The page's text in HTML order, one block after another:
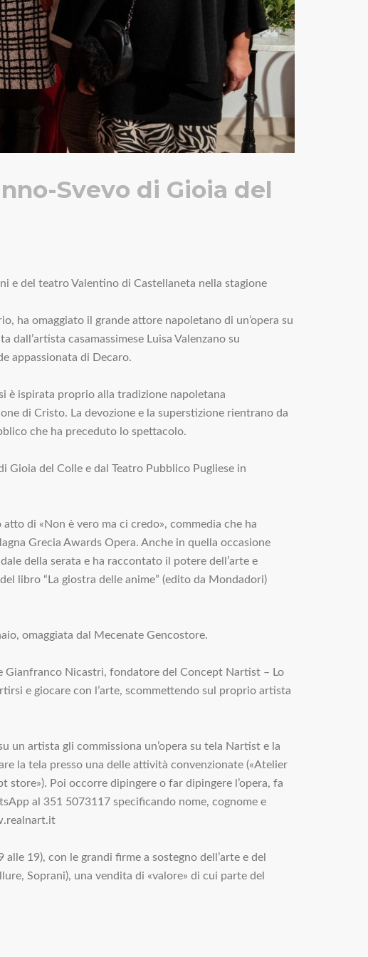
Svevo di Gioia del
e del teatro Valentino di Castellaneta nella stagione
ha omaggiato il grande attore napoletano di un’opera su
dall’artista casamassimese Luisa Valenzano su
appassionata di Decaro.
è ispirata proprio alla tradizione napoletana
di Cristo. La devozione e la superstizione rientrano da
che ha preceduto lo spettacolo.
Gioia del Colle e dal Teatro Pubblico Pugliese in
di «Non è vero ma ci credo», commedia che ha
Grecia Awards Opera. Anche in quella occasione
della serata e ha raccontato il potere dell’arte e
libro “La giostra delle anime” (edito da Mondadori)
omaggiata dal Mecenate Gencostore.
Gianfranco Nicastri, fondatore del Concept Nartist – Lo
e giocare con l’arte, scommettendo sul proprio artista
un artista gli commissiona un’opera su tela Nartist e la
la tela presso una delle attività convenzionate («Atelier
store»). Poi occorre dipingere o far dipingere l’opera, fa
al 351 5073117 specificando nome, cognome e
19), con le grandi firme a sostegno dell’arte e del
Soprani), una vendita di «valore» di cui parte del